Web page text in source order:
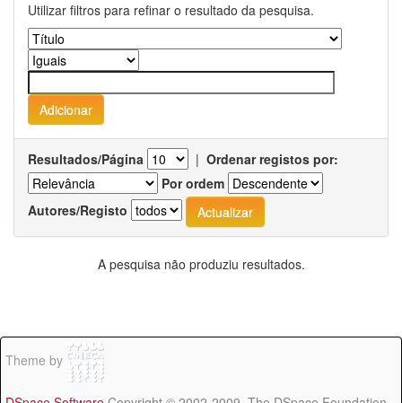
Utilizar filtros para refinar o resultado da pesquisa.
Resultados/Página | Ordenar registos por:
Por ordem
Autores/Registo
A pesquisa não produziu resultados.
Theme by